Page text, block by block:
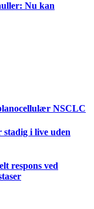
Nu kan
NSCLC
i live uden
respons ved